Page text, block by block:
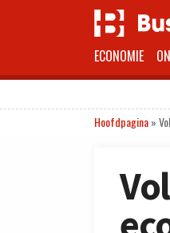
ECONOMIE
Hoofdpagina»